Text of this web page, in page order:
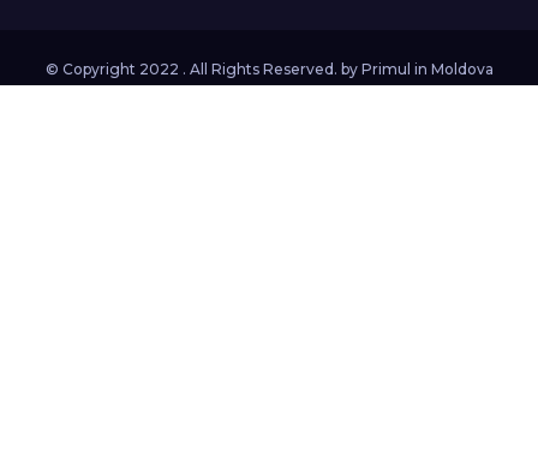
© Copyright 2022 . All Rights Reserved. by Primul in Moldova